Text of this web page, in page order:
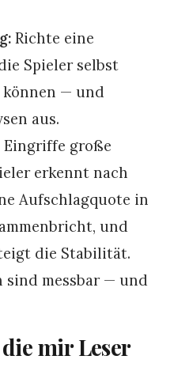
Richte eine
Spieler selbst
— und
aus.
Eingriffe große
erkennt nach
Aufschlagquote in
und
die Stabilität.
sind messbar — und
mir Leser